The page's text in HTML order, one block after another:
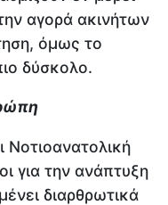
αγορά ακινήτων
όμως το
δύσκολο.
Νοτιοανατολική
για την ανάπτυξη
διαρθρωτικά